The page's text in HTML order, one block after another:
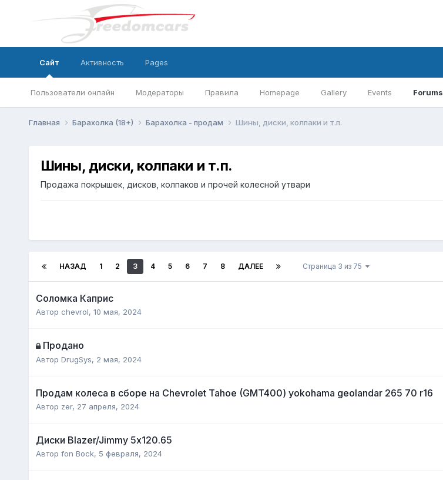
Сайт
Пользователи онлайн Модераторы Правила Homepage Gallery Events Forums
Активность Pages
Главная Барахолка (18+) Барахолка - продам Шины, диски, колпаки и т.п.
Шины, диски, колпаки и т.п.
Продажа покрышек, дисков, колпаков и прочей колесной утвари
НАЗАД 1 2 3 4 5 6 7 8 ДАЛЕЕ Страница 3 из 75
Соломка Каприс
Автор chevrol, 10 мая, 2024
Продано
Автор DrugSys, 2 мая, 2024
Продам колеса в сборе на Chevrolet Tahoe (GMT400) yokohama geolandar 265 70 r16
Автор zer, 27 апреля, 2024
Диски Blazer/Jimmy 5х120.65
Автор fon Bock, 5 февраля, 2024